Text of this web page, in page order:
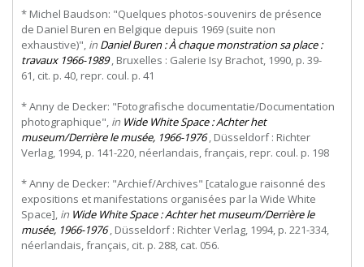
* Michel Baudson: "Quelques photos-souvenirs de présence
de Daniel Buren en Belgique depuis 1969 (suite non
exhaustive)", in Daniel Buren : À chaque monstration sa place :
travaux 1966-1989, Bruxelles : Galerie Isy Brachot, 1990, p. 39-
61, cit. p. 40, repr. coul. p. 41
* Anny de Decker: "Fotografische documentatie/Documentation
photographique", in Wide White Space : Achter het
museum/Derrière le musée, 1966-1976, Düsseldorf : Richter
Verlag, 1994, p. 141-220, néerlandais, français, repr. coul. p. 198
* Anny de Decker: "Archief/Archives" [catalogue raisonné des
expositions et manifestations organisées par la Wide White
Space], in Wide White Space : Achter het museum/Derrière le
musée, 1966-1976, Düsseldorf : Richter Verlag, 1994, p. 221-334,
néerlandais, français, cit. p. 288, cat. 056.